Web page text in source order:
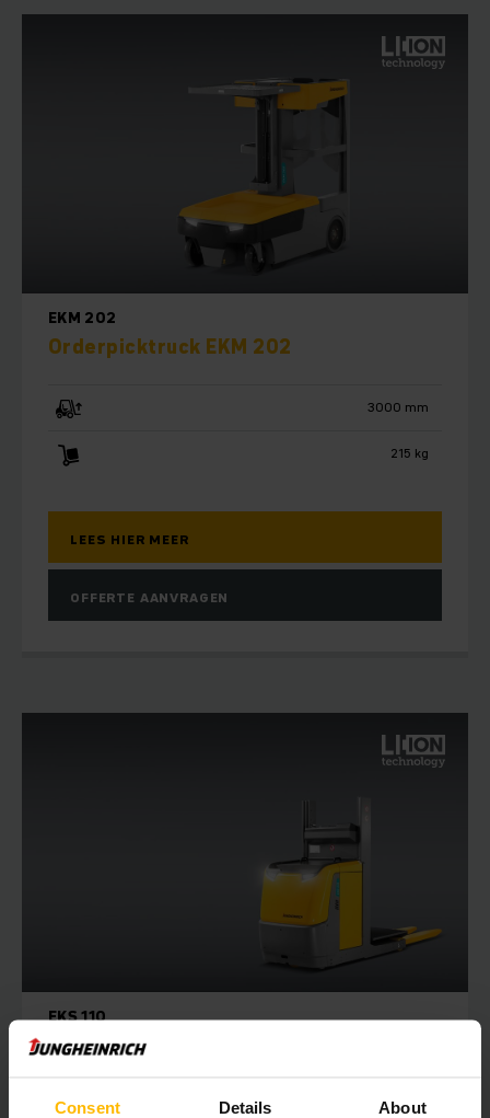
Consent Details About
EKM 202
Orderpicktruck EKM 202
3000 mm
215 kg
LEES HIER MEER
OFFERTE AANVRAGEN
EKS 110
Orderpicktruck EKS 110
1000 - 2800 mm